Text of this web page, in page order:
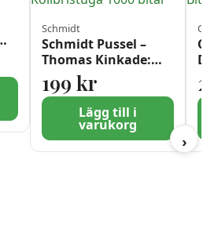
Schmidt
Schmidt Pussel –
Thomas Kinkade:
Kolibristuga 1000
bitar
199 kr
Lägg till i
varukorg
›